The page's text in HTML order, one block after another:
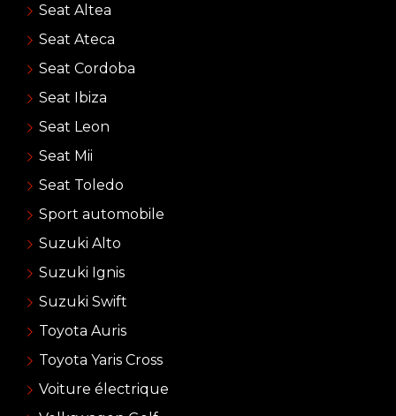
Seat Altea
Seat Ateca
Seat Cordoba
Seat Ibiza
Seat Leon
Seat Mii
Seat Toledo
Sport automobile
Suzuki Alto
Suzuki Ignis
Suzuki Swift
Toyota Auris
Toyota Yaris Cross
Voiture électrique